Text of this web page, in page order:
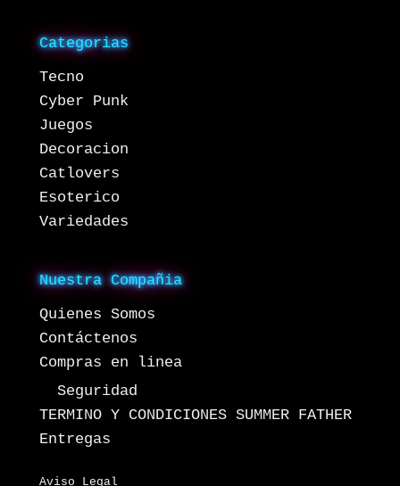
Categorias
Tecno
Cyber Punk
Juegos
Decoracion
Catlovers
Esoterico
Variedades
Nuestra Compañia
Quienes Somos
Contáctenos
Compras en linea
Seguridad
TERMINO Y CONDICIONES SUMMER FATHER
Entregas
Aviso Legal